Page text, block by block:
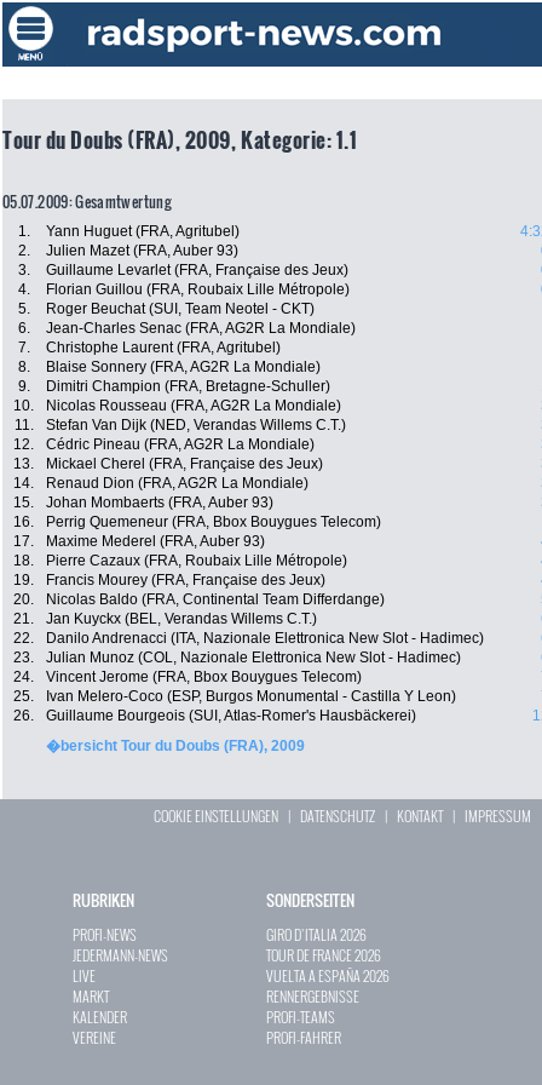
Tour du Doubs (FRA), 2009, Kategorie: 1.1
05.07.2009: Gesamtwertung
1. Yann Huguet (FRA, Agritubel)
2.
Julien Mazet (FRA, Auber 93)
3.
Guillaume Levarlet (FRA, Française des Jeux)
4.
Florian Guillou (FRA, Roubaix Lille Métropole)
5.
Roger Beuchat (SUI, Team Neotel - CKT)
6.
Jean-Charles Senac (FRA, AG2R La Mondiale)
7.
Christophe Laurent (FRA, Agritubel)
8.
Blaise Sonnery (FRA, AG2R La Mondiale)
9.
Dimitri Champion (FRA, Bretagne-Schuller)
10.
Nicolas Rousseau (FRA, AG2R La Mondiale)
11.
Stefan Van Dijk (NED, Verandas Willems C.T.)
12.
Cédric Pineau (FRA, AG2R La Mondiale)
13.
Mickael Cherel (FRA, Française des Jeux)
14.
Renaud Dion (FRA, AG2R La Mondiale)
15.
Johan Mombaerts (FRA, Auber 93)
16.
Perrig Quemeneur (FRA, Bbox Bouygues Telecom)
17.
Maxime Mederel (FRA, Auber 93)
18.
Pierre Cazaux (FRA, Roubaix Lille Métropole)
19.
Francis Mourey (FRA, Française des Jeux)
20.
Nicolas Baldo (FRA, Continental Team Differdange)
21.
Jan Kuyckx (BEL, Verandas Willems C.T.)
22.
Danilo Andrenacci (ITA, Nazionale Elettronica New Slot - Hadimec)
23.
Julian Munoz (COL, Nazionale Elettronica New Slot - Hadimec)
24.
Vincent Jerome (FRA, Bbox Bouygues Telecom)
25.
Ivan Melero-Coco (ESP, Burgos Monumental - Castilla Y Leon)
26.
Guillaume Bourgeois (SUI, Atlas-Romer's Hausbäckerei)
�bersicht Tour du Doubs (FRA), 2009
COOKIE EINSTELLUNGEN | DATENSCHUTZ | KONTAKT| IMPRESSUM
RUBRIKEN
PROFI-NEWS
JEDERMANN-NEWS
LIVE
MARKT
KALENDER
VEREINE
SONDERSEITEN
GIRO D`ITALIA 2026
TOUR DE FRANCE 2026
VUELTA A ESPAÑA 2026
RENNERGEBNISSE
PROFI-TEAMS
PROFI-FAHRER